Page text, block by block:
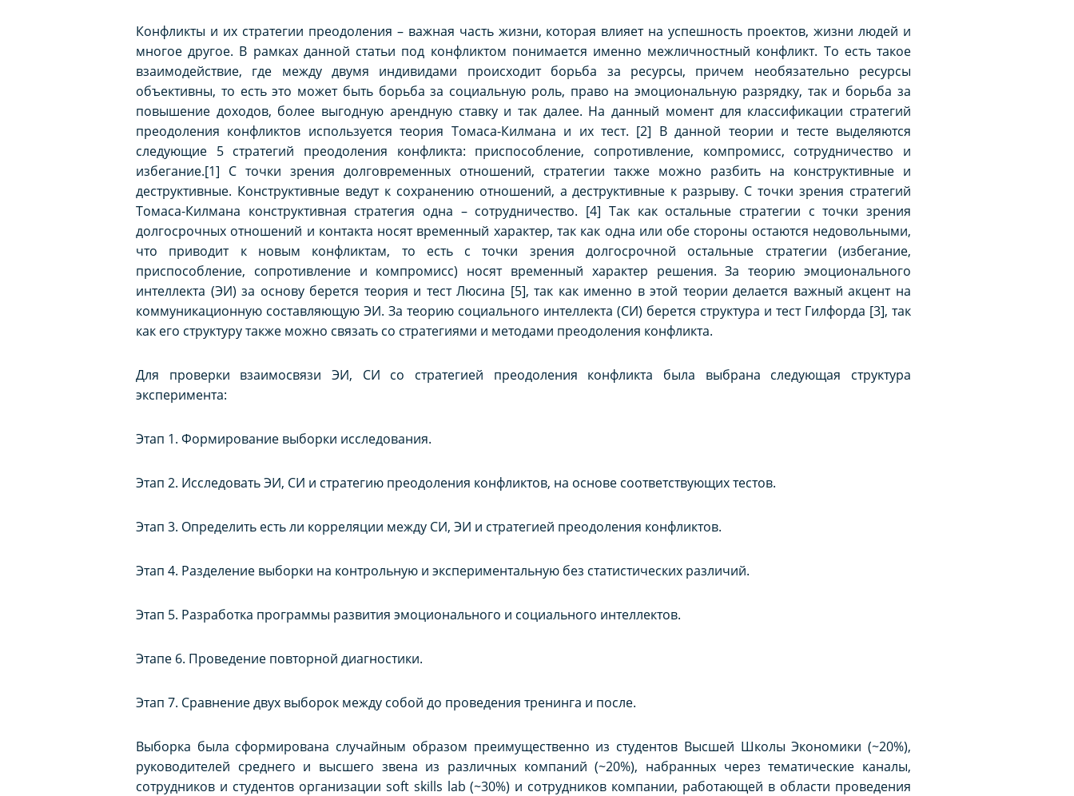
Конфликты и их стратегии преодоления – важная часть жизни, которая влияет на успешность проектов, жизни людей и
многое другое. В рамках данной статьи под конфликтом понимается именно межличностный конфликт. То есть такое
взаимодействие, где между двумя индивидами происходит борьба за ресурсы, причем необязательно ресурсы
объективны, то есть это может быть борьба за социальную роль, право на эмоциональную разрядку, так и борьба за
повышение доходов, более выгодную арендную ставку и так далее. На данный момент для классификации стратегий
преодоления конфликтов используется теория Томаса-Килмана и их тест. [2] В данной теории и тесте выделяются
следующие 5 стратегий преодоления конфликта: приспособление, сопротивление, компромисс, сотрудничество и
избегание.[1] С точки зрения долговременных отношений, стратегии также можно разбить на конструктивные и
деструктивные. Конструктивные ведут к сохранению отношений, а деструктивные к разрыву. С точки зрения стратегий
Томаса-Килмана конструктивная стратегия одна – сотрудничество. [4] Так как остальные стратегии с точки зрения
долгосрочных отношений и контакта носят временный характер, так как одна или обе стороны остаются недовольными,
что приводит к новым конфликтам, то есть с точки зрения долгосрочной остальные стратегии (избегание,
приспособление, сопротивление и компромисс) носят временный характер решения. За теорию эмоционального
интеллекта (ЭИ) за основу берется теория и тест Люсина [5], так как именно в этой теории делается важный акцент на
коммуникационную составляющую ЭИ. За теорию социального интеллекта (СИ) берется структура и тест Гилфорда [3], так
как его структуру также можно связать со стратегиями и методами преодоления конфликта.
Для проверки взаимосвязи ЭИ, СИ со стратегией преодоления конфликта была выбрана следующая структура
эксперимента:
Этап 1. Формирование выборки исследования.
Этап 2. Исследовать ЭИ, СИ и стратегию преодоления конфликтов, на основе соответствующих тестов.
Этап 3. Определить есть ли корреляции между СИ, ЭИ и стратегией преодоления конфликтов.
Этап 4. Разделение выборки на контрольную и экспериментальную без статистических различий.
Этап 5. Разработка программы развития эмоционального и социального интеллектов.
Этапе 6. Проведение повторной диагностики.
Этап 7. Сравнение двух выборок между собой до проведения тренинга и после.
Выборка была сформирована случайным образом преимущественно из студентов Высшей Школы Экономики (~20%),
руководителей среднего и высшего звена из различных компаний (~20%), набранных через тематические каналы,
сотрудников и студентов организации soft skills lab (~30%) и сотрудников компании, работающей в области проведения